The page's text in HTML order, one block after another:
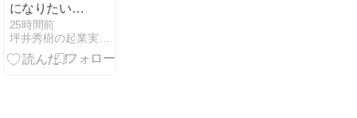
になりたい
人」と「でき
るまでやりた
い人」は違う
25時間前
坪井秀樹の起業実験日記「理由なき反抗期」